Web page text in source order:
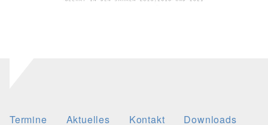
Termine Aktuelles Kontakt Downloads